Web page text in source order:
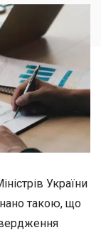
України
такою, що